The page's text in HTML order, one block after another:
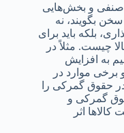
صنفی و بخش‌هایی
بگویند، نه
بلکه باید برای
چیست. مثلاً در
به افزایش
برخی موارد در
حقوق گمرکی را
گمرکی و
اثر